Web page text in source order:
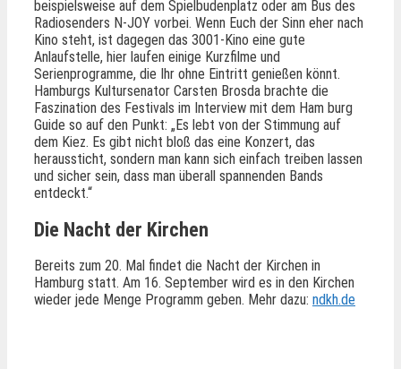
beispielsweise auf dem Spielbudenplatz oder am Bus des
Radiosenders N-JOY vorbei. Wenn Euch der Sinn eher nach
Kino steht, ist dagegen das 3001-Kino eine gute
Anlaufstelle, hier laufen einige Kurzfilme und
Serienprogramme, die Ihr ohne Eintritt genießen könnt.
Hamburgs Kultursenator Carsten Brosda brachte die
Faszination des Festivals im Interview mit dem Ham burg
Guide so auf den Punkt: „Es lebt von der Stimmung auf
dem Kiez. Es gibt nicht bloß das eine Konzert, das
heraussticht, sondern man kann sich einfach treiben lassen
und sicher sein, dass man überall spannenden Bands
entdeckt.“
Die Nacht der Kirchen
Bereits zum 20. Mal findet die Nacht der Kirchen in
Hamburg statt. Am 16. September wird es in den Kirchen
wieder jede Menge Programm geben. Mehr dazu: ndkh.de